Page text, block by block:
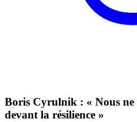
Boris Cyrulnik : « Nous ne
devant la résilience »